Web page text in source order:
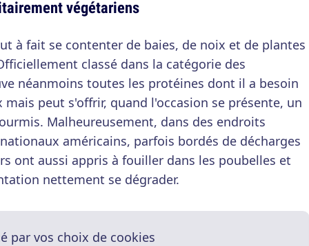
végétariens
à fait se contenter de baies, de noix et de plantes
classé dans la catégorie des
néanmoins toutes les protéines dont il a besoin
mais peut s'offrir, quand l'occasion se présente, un
Malheureusement, dans des endroits
américains, parfois bordés de décharges
ont aussi appris à fouiller dans les poubelles et
nettement se dégrader.
par vos choix de cookies